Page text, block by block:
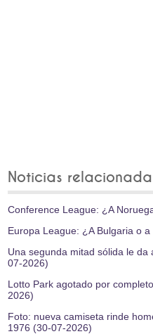
Noticias
Conference League: ¿A
Europa League: ¿A Bulgaria o
Una segunda mitad sólida le da
07-2026)
Lotto Park agotado por
2026)
Foto: nueva camiseta rinde
1976 (30-07-2026)